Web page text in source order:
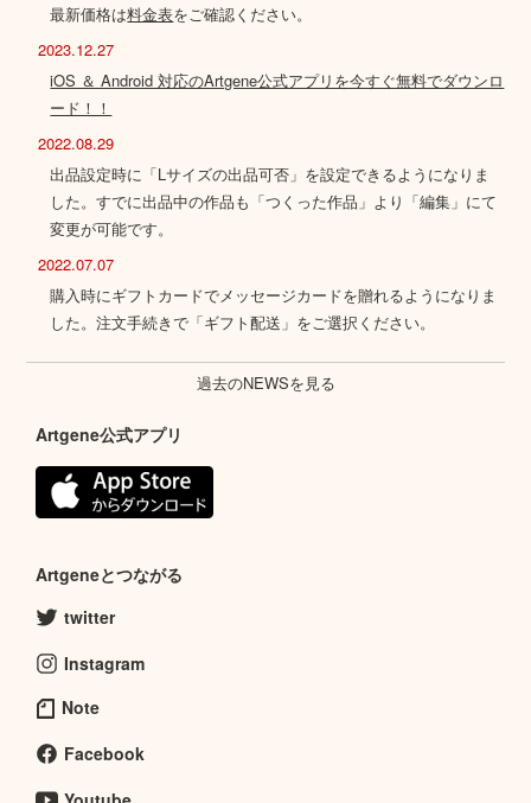
最新価格は料金表をご確認ください。
2023.12.27
iOS ＆ Android 対応のArtgene公式アプリを今すぐ無料でダウンロ
ード！！
2022.08.29
出品設定時に「Lサイズの出品可否」を設定できるようになりま
した。すでに出品中の作品も「つくった作品」より「編集」にて
変更が可能です。
2022.07.07
購入時にギフトカードでメッセージカードを贈れるようになりま
した。注文手続きで「ギフト配送」をご選択ください。
過去のNEWSを見る
Artgene公式アプリ
Artgeneとつながる
twitter
Instagram
Note
Facebook